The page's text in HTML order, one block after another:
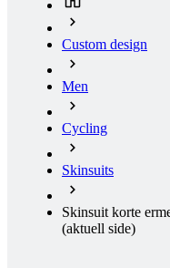
Custom design
Men
Cycling
Skinsuits
Skinsuit korte
(aktuell side)